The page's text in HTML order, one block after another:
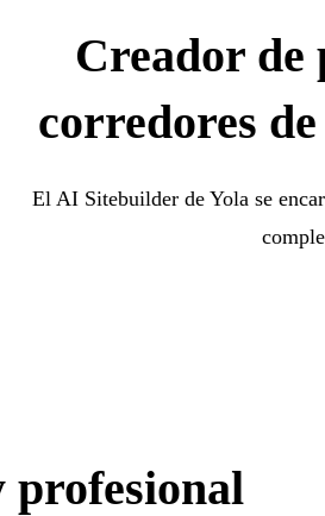
Creador de
corredores
El AI Sitebuilder de Yola se
profesional